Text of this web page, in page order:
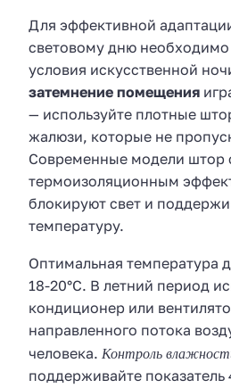
Для эффективной
световому дню необходимо
условия искусственной
затемнение помещения
— используйте плотные
жалюзи, которые не
Современные модели штор
термоизоляционным
блокируют свет и
температуру.
Оптимальная температура
18-20°C. В летний период
кондиционер или
направленного потока
человека. Контроль
поддерживайте показатель